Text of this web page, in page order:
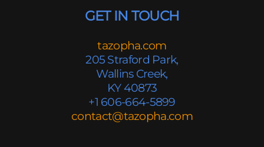
GET IN TOUCH
tazopha.com
205 Straford Park,
Wallins Creek,
KY 40873
+1 606-664-5899
contact@tazopha.com